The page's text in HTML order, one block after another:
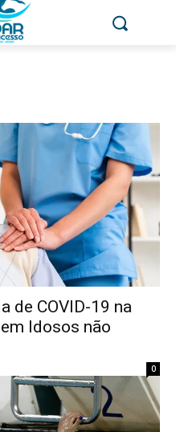
de COVID-19 na
Idosos não
0